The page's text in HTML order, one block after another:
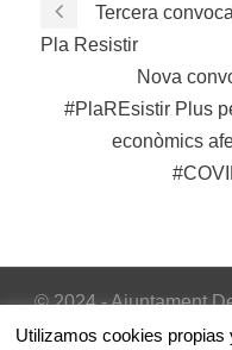
Tercera
Pla Resistir
Nova
#PlaREsistir Plus
econòmics
© 2024 - Ajuntament
Inicio |Avís
Utilizamos cookies propias